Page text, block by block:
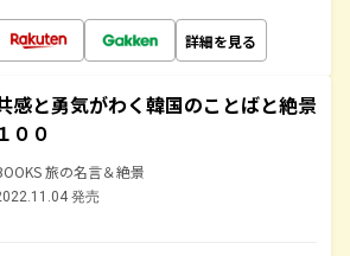
詳細を見る
感と勇気がわく韓国のことばと絶景
００
旅の名言＆絶景
発売